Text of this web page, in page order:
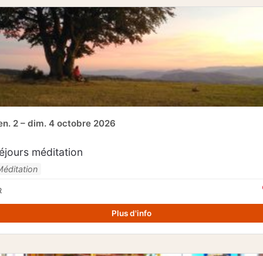
2 – dim. 4 octobre 2026
méditation
Plus d'info